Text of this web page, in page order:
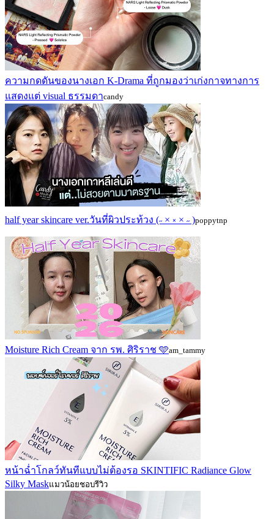
ความกดดันของนางเอก K-Drama ที่ถูกมองว่าเก่งกาจทางการ
แสดงแต่ visual ธรรมดาcandy
half year skincare ver.วันที่ผิวประท้วง (˶ × ༝ × ˶ )poppytnp
Moisture Rich Cream จาก รพ. ศิริราช 🩵am_tammy
หน้าฉ่ำโกลว์ทันทีแบบไม่ต้องรอ SKINTIFIC Radiance Glow
Silky Maskแมวน้อยชอบรีวิว